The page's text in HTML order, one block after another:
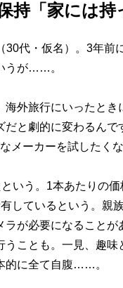
「家には持
代・仮名）。3年前
うが……。
海外旅行にいったと
と劇的に変わるんで
メーカーを試したくな
いう。1本あたりの価
しているという。親
が必要になることが
ことも。一見、趣味
的に全て自腹……。